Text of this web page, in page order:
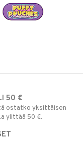
50 €
ostatko yksittäisen
ylittää 50 €.